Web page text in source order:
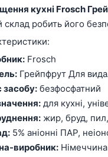
кухні Frosch
склад робить його
Frosch
Грейпфрут Для
засобу: безфосфатний
для кухні,
жир, бруд,
5% аніонні ПАР,
виробник: Німеччина